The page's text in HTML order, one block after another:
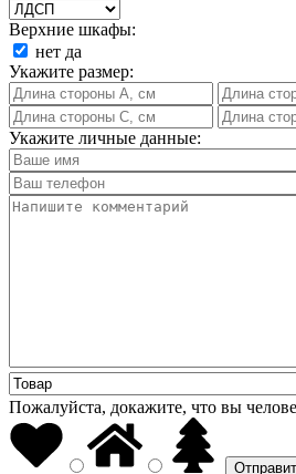
Верхние шкафы:
нет да
Укажите размер:
Укажите личные данные:
Пожалуйста, докажите, что вы